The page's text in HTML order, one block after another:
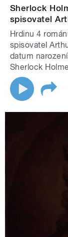
Sherlock
spisovatel
Hrdinu 4
spisovatel
datum
Sherlock